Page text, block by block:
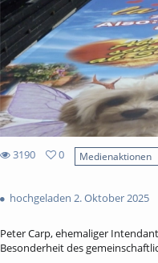
3190
views
0
Medienaktionen
hochgeladen 2. Oktober 2025
Peter Carp, ehemaliger
Besonderheit des